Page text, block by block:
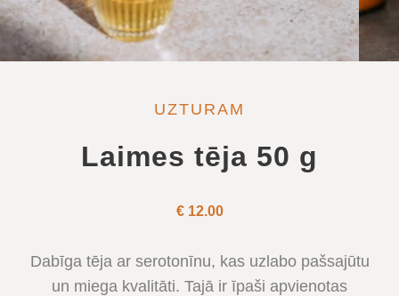
UZTURAM
Laimes tēja 50 g
€ 12.00
Dabīga tēja ar serotonīnu, kas uzlabo pašsajūtu
un miega kvalitāti. Tajā ir īpaši apvienotas